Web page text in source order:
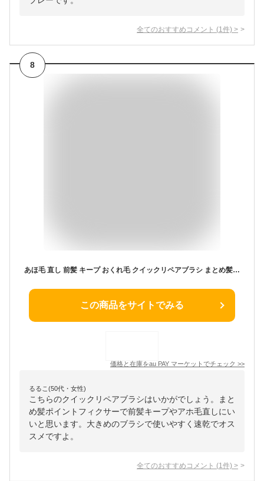
全てのおすすめコメント (1 件) >
8
あほ毛 直し 前髪 キープ おくれ毛 クイックリペアブラシ まとめ髪ポイントフィクサー アホ毛 アホゲ ヘアマスカラ まとめ髪 時短 速乾
この商品をサイトでみる
価格と在庫をau PAY マーケット でチェック >>
るるこ(50代・女性)
こちらのクイックリペアブラシはいかがでしょう。まと
め髪ポイントフィクサーで前髪キープやアホ毛直しにい
いと思います。大きめのブラシで使いやすく速乾でオス
スメですよ。
全てのおすすめコメント (1 件) >